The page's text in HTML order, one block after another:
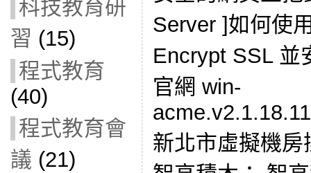
科技教育研
習 (15)
程式教育
(40)
程式教育會
議 (21)
Server ]如何使
Encrypt SSL 並
官網 win-
新北市虛擬機